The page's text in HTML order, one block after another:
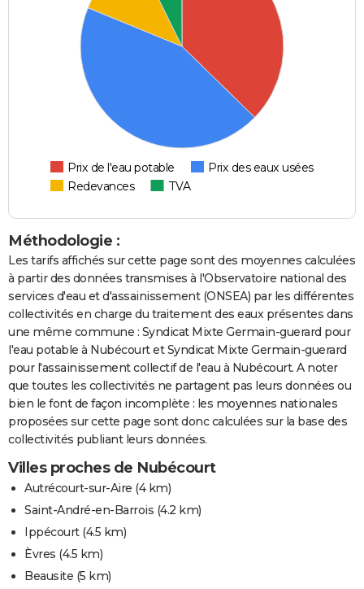
Prix de l'eau potable
Prix des eaux usées
Redevances
TVA
Méthodologie :
Les tarifs affichés sur cette page sont des moyennes calculées
à partir des données transmises à l'Observatoire national des
services d'eau et d'assainissement (ONSEA) par les différentes
collectivités en charge du traitement des eaux présentes dans
une même commune : Syndicat Mixte Germain-guerard pour
l'eau potable à Nubécourt et Syndicat Mixte Germain-guerard
pour l'assainissement collectif de l'eau à Nubécourt. A noter
que toutes les collectivités ne partagent pas leurs données ou
bien le font de façon incomplète : les moyennes nationales
proposées sur cette page sont donc calculées sur la base des
collectivités publiant leurs données.
Villes proches de Nubécourt
Autrécourt-sur-Aire (4 km)
Saint-André-en-Barrois (4.2 km)
Ippécourt(4.5 km)
Èvres (4.5 km)
Beausite (5 km)